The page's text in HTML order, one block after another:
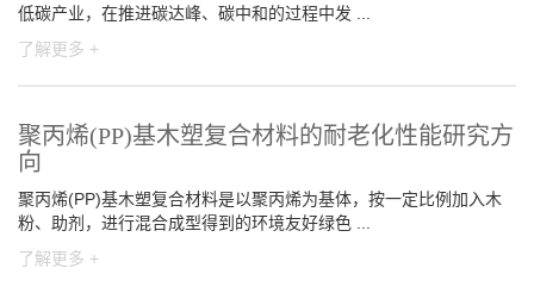
低碳产业，在推进碳达峰、碳中和的过程中发 ...
了解更多 +
聚丙烯(PP)基木塑复合材料的耐老化性能研究方
向
聚丙烯(PP)基木塑复合材料是以聚丙烯为基体，按一定比例加入木
粉、助剂，进行混合成型得到的环境友好绿色 ...
了解更多 +